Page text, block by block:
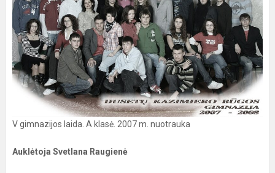
V gimnazijos laida. A klasė. 2007 m. nuotrauka
Auklėtoja Svetlana Raugienė